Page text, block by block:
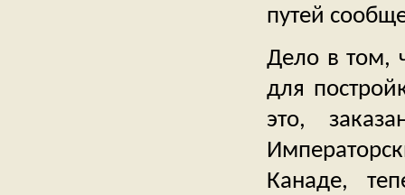
путей
Дело в том,
для
это,
Канаде,